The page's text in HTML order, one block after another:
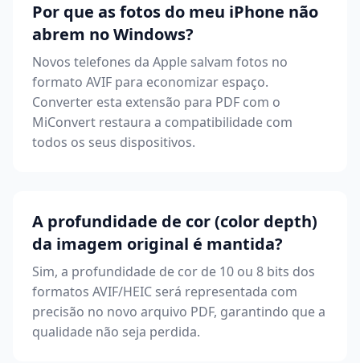
Por que as fotos do meu iPhone não
abrem no Windows?
Novos telefones da Apple salvam fotos no
formato AVIF para economizar espaço.
Converter esta extensão para PDF com o
MiConvert restaura a compatibilidade com
todos os seus dispositivos.
A profundidade de cor (color depth)
da imagem original é mantida?
Sim, a profundidade de cor de 10 ou 8 bits dos
formatos AVIF/HEIC será representada com
precisão no novo arquivo PDF, garantindo que a
qualidade não seja perdida.